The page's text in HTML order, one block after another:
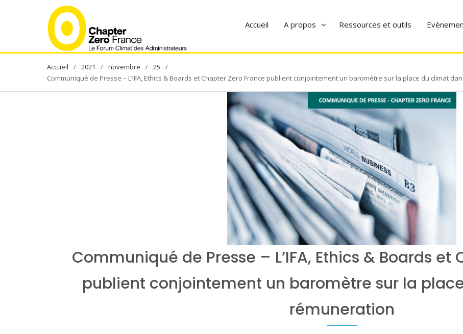
Accueil A propos Ressources et outils
2021 novembre
25
Communiqué de Presse – L’IFA, Ethics & Boards et Chapter Zero France publient conjointement un baromètre sur la place du climat
Communiqué de Presse – L’IFA, Ethics & Boards et
publient conjointement un baromètre sur la
rémuneration